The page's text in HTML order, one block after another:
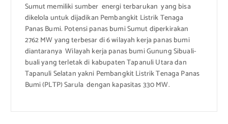
Sumut memiliki sumber energi terbarukan yang bisa
dikelola untuk dijadikan Pembangkit Listrik Tenaga
Panas Bumi. Potensi panas bumi Sumut diperkirakan
2762 MW yang terbesar di 6 wilayah kerja panas bumi
diantaranya Wilayah kerja panas bumi Gunung Sibuali-
buali yang terletak di kabupaten Tapanuli Utara dan
Tapanuli Selatan yakni Pembangkit Listrik Tenaga Panas
Bumi (PLTP) Sarula dengan kapasitas 330 MW.